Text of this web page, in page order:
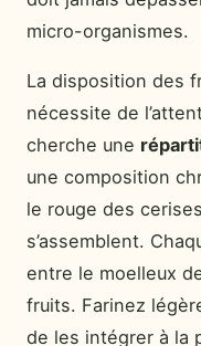
micro-organismes.
La disposition des
nécessite de
cherche une
une composition
le rouge des
s’assemblent.
entre le moelleux
fruits. Farinez
de les intégrer à la